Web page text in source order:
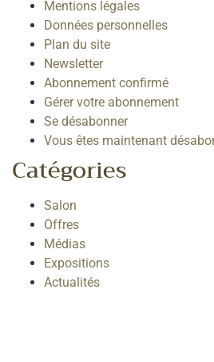
Mentions légales
Données personnelles
Plan du site
Newsletter
Abonnement confirmé
Gérer votre abonnement
Se désabonner
Vous êtes maintenant
Catégories
Salon
Offres
Médias
Expositions
Actualités